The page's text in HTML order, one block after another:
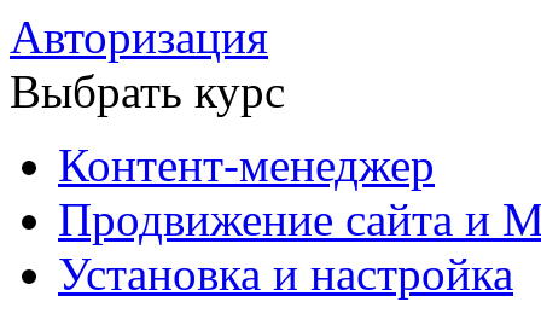
Авторизация
Выбрать курс
Контент-менеджер
Продвижение сайта и
Установка и настройка